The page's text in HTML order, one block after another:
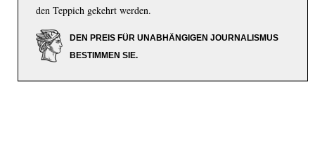
den Teppich gekehrt werden.
DEN PREIS FÜR UNABHÄNGIGEN JOURNALISMUS
BESTIMMEN SIE.